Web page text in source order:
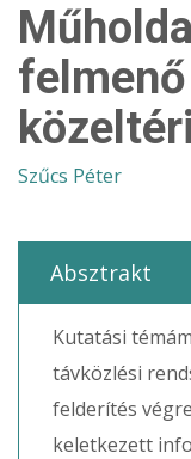
Szűcs Péter
Absztrakt
Kutatási
távközlési
felderítés
keletkezett